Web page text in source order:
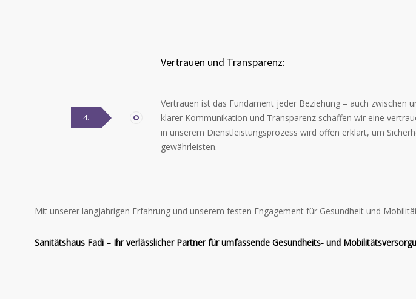
4.
Vertrauen und Transparenz:
Vertrauen ist das Fundament jeder Beziehung – auch zwischen
klarer Kommunikation und Transparenz schaffen wir eine
in unserem Dienstleistungsprozess wird offen erklärt, um
gewährleisten.
Mit unserer langjährigen Erfahrung und unserem festen Engagement für Gesundheit und
Sanitätshaus Fadi – Ihr verlässlicher Partner für umfassende Gesundheits- und